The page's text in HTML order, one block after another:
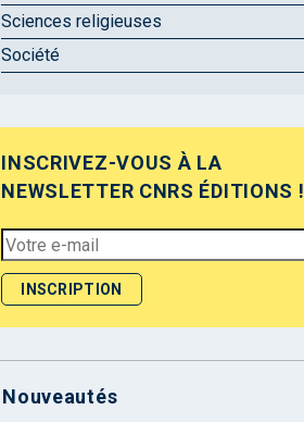
Sciences religieuses
Société
INSCRIVEZ-VOUS À LA
NEWSLETTER CNRS ÉDITIONS !
Nouveautés